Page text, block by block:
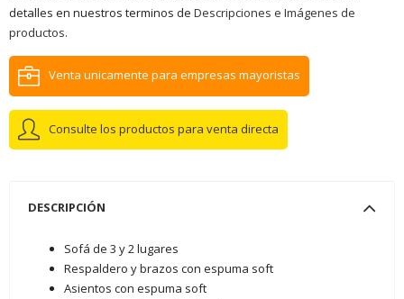
detalles en nuestros terminos de Descripciones e Imágenes de
productos.
Venta unicamente para empresas mayoristas
Consulte los productos para venta directa
DESCRIPCIÓN
Sofá de 3 y 2 lugares
Respaldero y brazos con espuma soft
Asientos con espuma soft